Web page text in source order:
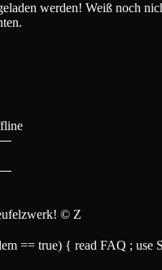
werden! Weiß noch
© Z
== true) { read FAQ ;